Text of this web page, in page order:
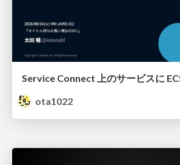
ota1022